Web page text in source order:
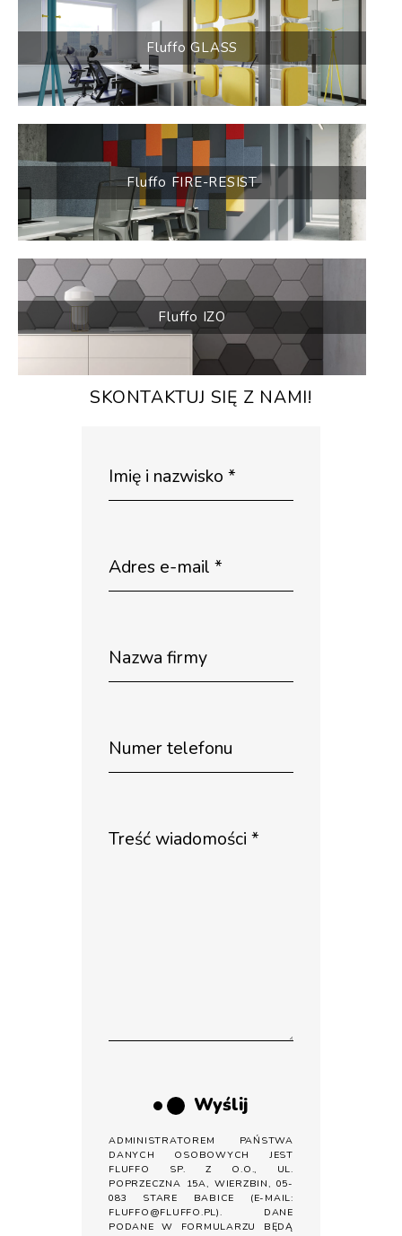
Fluffo GLASS
Fluffo FIRE-RESIST
Fluffo IZO
SKONTAKTUJ SIĘ Z NAMI!
Wyślij
ADMINISTRATOREM PAŃSTWA
DANYCH OSOBOWYCH JEST
FLUFFO SP. Z O.O., UL.
POPRZECZNA 15A, WIERZBIN, 05-
083 STARE BABICE (E-MAIL:
FLUFFO@FLUFFO.PL). DANE
PODANE W FORMULARZU BĘDĄ